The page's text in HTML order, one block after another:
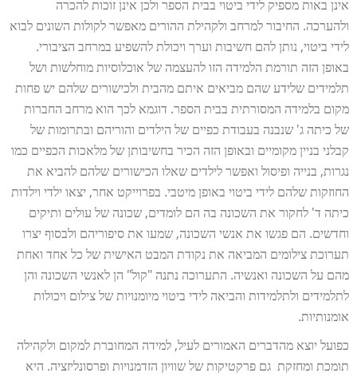
אינן באות מספיק לידי ביטוי בבית הספר ולכן אינן זוכות להכרה
ולהערכה. החיבור למרחב ולקהילת ההורים מאפשר לקולות השונים לבוא
לידי ביטוי, נותן להם חשיבות וערך ויכולת להשפיע במרחב הציבורי.
באופן הזה תורמת הלמידה הזו להעצמה של אוכלוסיות מוחלשות ושל
תלמידים שלידע שהם מביאים איתם מהבית ולכישורים שלהם יש פחות
מקום בלמידה המסורתית בבית הספר. דוגמא לכך הוא מרחב החברות
של כיתה ג' שנבנה בעבודת כפיים של הילדים והוריהם ובתרומות של
קבלני בניין מקומיים ובאופן הזה הכיר בחשיבותן של מלאכות הכפיים כמו
נגרות, בנייה ופיסול ואפשר לילדים שאלו הכישורים שלהם להביא את
החוזקות שלהם לידי ביטוי באופן מיטבי. בפרוייקט אחר, יצאו ילדי וילדות
כיתה ד' לחקור את השכונה בה הם לומדים, שכונה של עולים ותיקים
וחדשים. הם פגשו את אנשי השכונה, שמעו את סיפוריהם ולבסוף יצרו
תערוכת צילומים המביאה את נקודת המבט האישית של כל אחד ואחת
מהם על השכונה ואנשיה. התערוכה נתנה "קול" הן לאנשי השכונה והן
לתלמידים ולתלמידות והביאה לידי ביטוי מיומנויות של צילום ויכולות
אומנותיות.
כפועל יוצא מהדברים האמורים לעיל, למידה המחוברת למקום ולקהילה
תומכת ומחזקת גם פרקטיקות של שוויון הזדמנויות ופרסונליזציה. היא